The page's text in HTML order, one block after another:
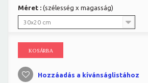
Méret : (szélesség x magasság)
30x20 cm
KOSÁRBA
Hozzáadás a kívánságlistához